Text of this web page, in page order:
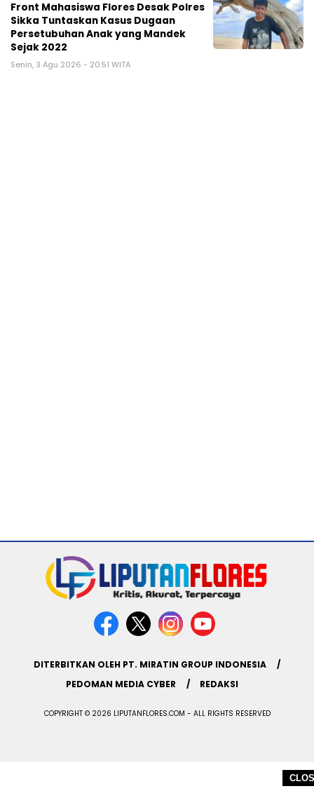
Front Mahasiswa Flores Desak Polres
Sikka Tuntaskan Kasus Dugaan
Persetubuhan Anak yang Mandek
Sejak 2022
Senin, 3 Agu 2026 - 20:51 WITA
DITERBITKAN OLEH PT. MIRATIN GROUP INDONESIA
PEDOMAN MEDIA CYBER
REDAKSI
COPYRIGHT © 2026 LIPUTANFLORES.COM - ALL RIGHTS RESERVED